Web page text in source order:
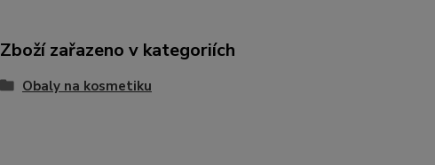
Zboží zařazeno v kategoriích
Obaly na kosmetiku